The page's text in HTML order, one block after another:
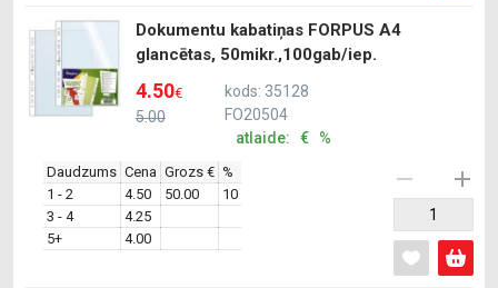
Dokumentu kabatiņas FORPUS A4
glancētas, 50mikr.,100gab/iep.
5.00
4.50€
kods: 35128
FO20504
atlaide: € %
Daudzums Cena Grozs € %
1 - 2
4.50 50.00
10
3 - 4
4.25
5+
4.00